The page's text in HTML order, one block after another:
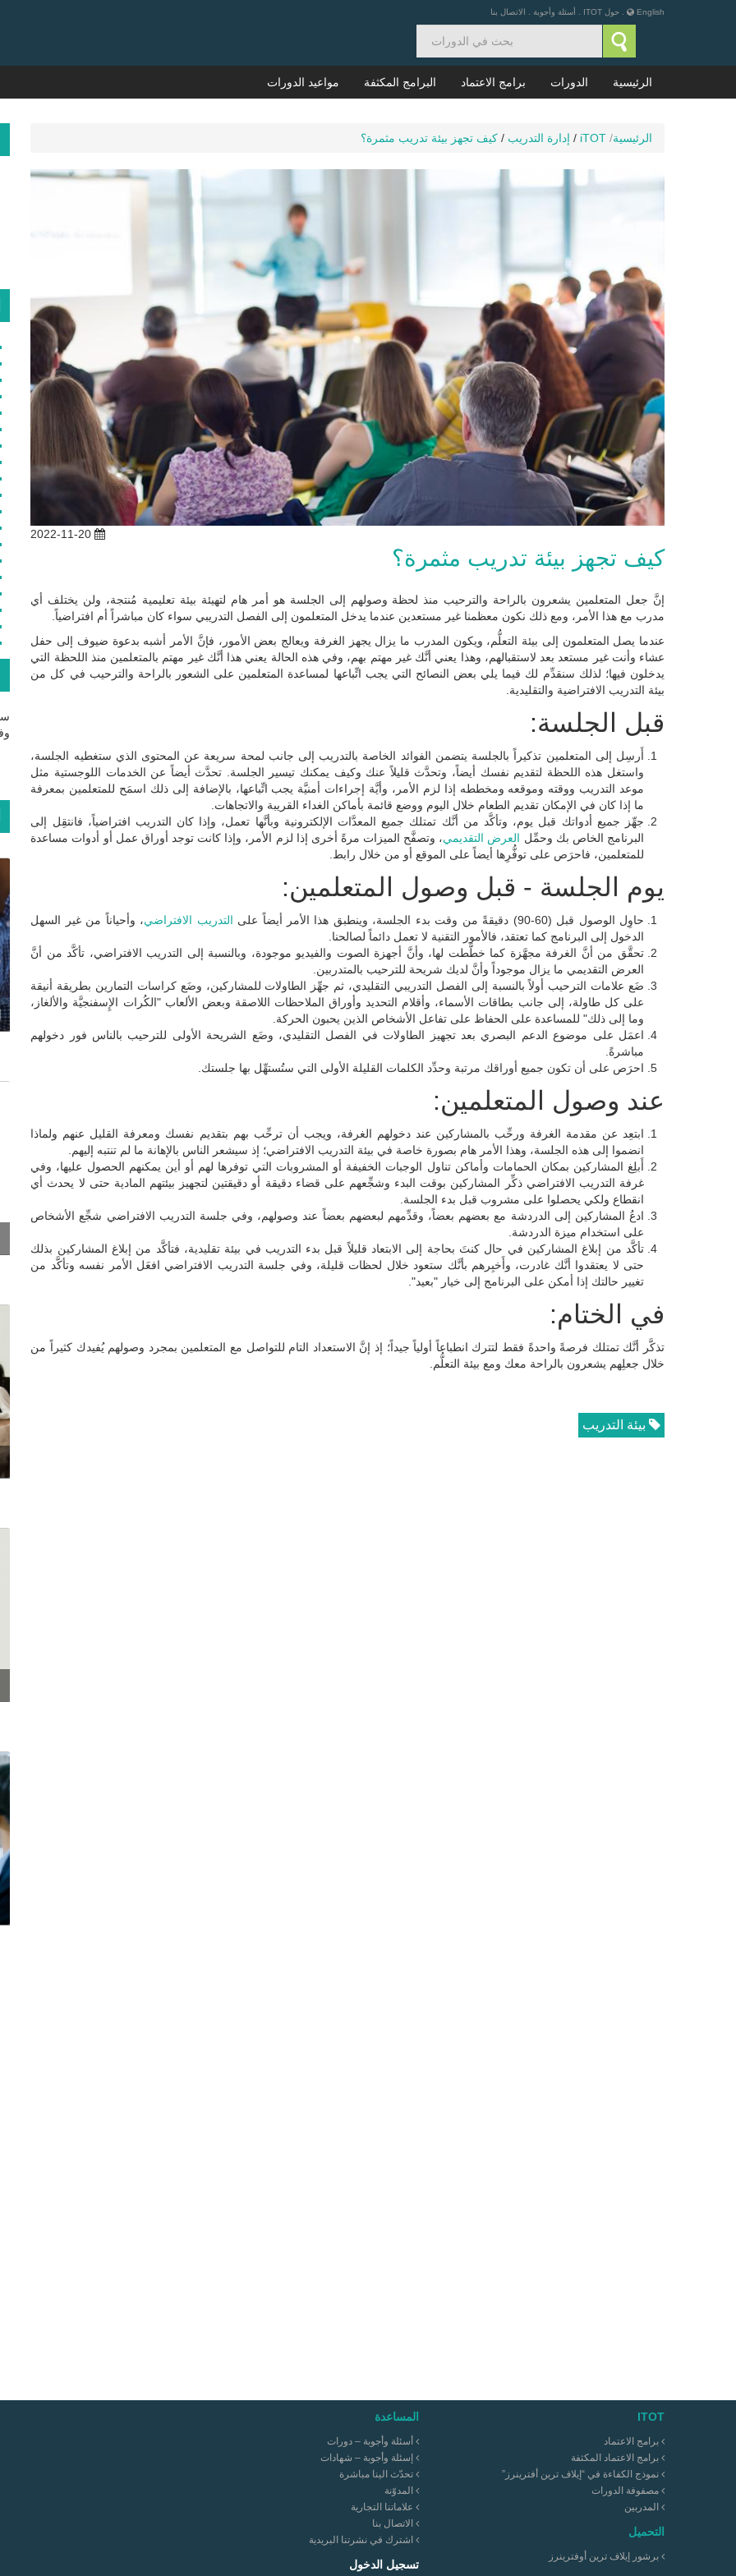
English حول ITOT أسئلة وأجوبة الاتصال بنا
الرئيسية الدورات برامج الاعتماد البرامج المكثفة مواعيد الدورات
الرئيسية/
iTOT
/ إدارة التدريب / كيف تجهز بيئة تدريب مثمرة؟
2022-11-20
كيف تجهز بيئة تدريب مثمرة؟
إنَّ جعل المتعلمين يشعرون بالراحة والترحيب منذ لحظة وصولهم إلى الجلسة هو أمر هام لتهيئة بيئة تعليمية مُنتجة، ولن يختلف أي
مدرب مع هذا الأمر، ومع ذلك نكون معظمنا غير مستعدين عندما يدخل المتعلمون إلى الفصل التدريبي سواء كان مباشراً أم افتراضياً.
عندما يصل المتعلمون إلى بيئة التعلُّم، ويكون المدرب ما يزال يجهز الغرفة ويعالج بعض الأمور، فإنَّ الأمر أشبه بدعوة ضيوف إلى حفل
عشاء وأنت غير مستعد بعد لاستقبالهم، وهذا يعني أنَّك غير مهتم بهم، وفي هذه الحالة يعني هذا أنَّك غير مهتم بالمتعلمين منذ اللحظة التي
يدخلون فيها؛ لذلك سنقدِّم لك فيما يلي بعض النصائح التي يجب اتِّباعها لمساعدة المتعلمين على الشعور بالراحة والترحيب في كل من
بيئة التدريب الافتراضية والتقليدية.
قبل الجلسة:
أَرسِل إلى المتعلمين تذكيراً بالجلسة يتضمن الفوائد الخاصة بالتدريب إلى جانب لمحة سريعة عن المحتوى الذي ستغطيه الجلسة،
واستغل هذه اللحظة لتقديم نفسك أيضاً، وتحدَّث قليلاً عنك وكيف يمكنك تيسير الجلسة. تحدَّث أيضاً عن الخدمات اللوجستية مثل
موعد التدريب ووقته وموقعه ومخططه إذا لزم الأمر، وأيَّة إجراءات أمنيَّة يجب اتِّباعها، بالإضافة إلى ذلك اسمَح للمتعلمين بمعرفة
ما إذا كان في الإمكان تقديم الطعام خلال اليوم ووضع قائمة بأماكن الغداء القريبة والاتجاهات.
جهِّز جميع أدواتك قبل يوم، وتأكَّد من أنَّك تمتلك جميع المعدَّات الإلكترونية وبأنَّها تعمل، وإذا كان التدريب افتراضياً، فانتقِل إلى
البرنامج الخاص بك وحمِّل العرض التقديمي، وتصفَّح الميزات مرةً أخرى إذا لزم الأمر، وإذا كانت توجد أوراق عمل أو أدوات مساعدة
للمتعلمين، فاحرَص على توفُّرِها أيضاً على الموقع أو من خلال رابط.
يوم الجلسة - قبل وصول المتعلمين:
حاوِل الوصول قبل (60-90) دقيقةً من وقت بدء الجلسة، وينطبق هذا الأمر أيضاً على التدريب الافتراضي، وأحياناً من غير السهل
الدخول إلى البرنامج كما تعتقد، فالأمور التقنية لا تعمل دائماً لصالحنا.
تحقَّق من أنَّ الغرفة مجهَّزة كما خطَّطت لها، وأنَّ أجهزة الصوت والفيديو موجودة، وبالنسبة إلى التدريب الافتراضي، تأكَّد من أنَّ
العرض التقديمي ما يزال موجوداً وأنَّ لديك شريحة للترحيب بالمتدربين.
ضَع علامات الترحيب أولاً بالنسبة إلى الفصل التدريبي التقليدي، ثم جهِّز الطاولات للمشاركين، وضَع كراسات التمارين بطريقة أنيقة
على كل طاولة، إلى جانب بطاقات الأسماء، وأقلام التحديد وأوراق الملاحظات اللاصقة وبعض الألعاب "الكُرات الإِسفنجيَّة والألغاز،
وما إلى ذلك" للمساعدة على الحفاظ على تفاعل الأشخاص الذين يحبون الحركة.
اعمَل على موضوع الدعم البصري بعد تجهيز الطاولات في الفصل التقليدي، وضَع الشريحة الأولى للترحيب بالناس فور دخولهم
مباشرةً.
احرَص على أن تكون جميع أوراقك مرتبة وحدِّد الكلمات القليلة الأولى التي ستُستهِّل بها جلستك.
عند وصول المتعلمين:
ابتعِد عن مقدمة الغرفة ورحِّب بالمشاركين عند دخولهم الغرفة، ويجب أن ترحِّب بهم بتقديم نفسك ومعرفة القليل عنهم ولماذا
انضموا إلى هذه الجلسة، وهذا الأمر هام بصورة خاصة في بيئة التدريب الافتراضي؛ إذ سيشعر الناس بالإهانة ما لم تنتبه إليهم.
أَبلِغ المشاركين بمكان الحمامات وأماكن تناول الوجبات الخفيفة أو المشروبات التي توفرها لهم أو أين يمكنهم الحصول عليها، وفي
غرفة التدريب الافتراضي ذكِّر المشاركين بوقت البدء وشجِّعهم على قضاء دقيقة أو دقيقتين لتجهيز بيئتهم المادية حتى لا يحدث أي
انقطاع ولكي يحصلوا على مشروب قبل بدء الجلسة.
ادعُ المشاركين إلى الدردشة مع بعضهم بعضاً، وقدِّمهم لبعضهم بعضاً عند وصولهم، وفي جلسة التدريب الافتراضي شجِّع الأشخاص
على استخدام ميزة الدردشة.
تأكَّد من إبلاغ المشاركين في حال كنتَ بحاجة إلى الابتعاد قليلاً قبل بدء التدريب في بيئة تقليدية، فتأكَّد من إبلاغ المشاركين بذلك
حتى لا يعتقدوا أنَّك غادرت، وأَخبِرهم بأنَّك ستعود خلال لحظات قليلة، وفي جلسة التدريب الافتراضي افعَل الأمر نفسه وتأكَّد من
تغيير حالتك إذا أمكن على البرنامج إلى خيار "بعيد".
في الختام:
تذكَّر أنَّك تمتلك فرصةً واحدةً فقط لتترك انطباعاً أولياً جيداً؛ إذ إنَّ الاستعداد التام للتواصل مع المتعلمين بمجرد وصولهم يُفيدك كثيراً من
خلال جعلِهم يشعرون بالراحة معك ومع بيئة التعلُّم.
بيئة التدريب
ITOT
برامج الاعتماد
برامج الاعتماد المكثفة
نموذج الكفاءة في “إيلاف ترين أفترينرز”
مصفوفة الدورات
المدربين
التحميل
برشور إيلاف ترين أوفترينرز
المساعدة
أسئلة وأجوبة – دورات
إسئلة وأجوبة – شهادات
تحدّث الينا مباشرة
المدوّنة
علاماتنا التجارية
الاتصال بنا
اشترك في نشرتنا البريدية
تسجيل الدخول